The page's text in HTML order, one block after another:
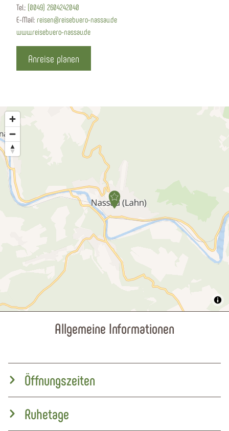
Tel.: (0049) 2604242040
E-Mail: reisen@reisebuero-nassau.de
www.reisebuero-nassau.de
Anreise planen
Allgemeine Informationen
Öffnungszeiten
Ruhetage